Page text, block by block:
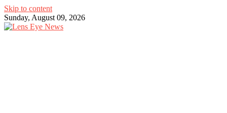
Skip to content
Sunday, August 09, 2026